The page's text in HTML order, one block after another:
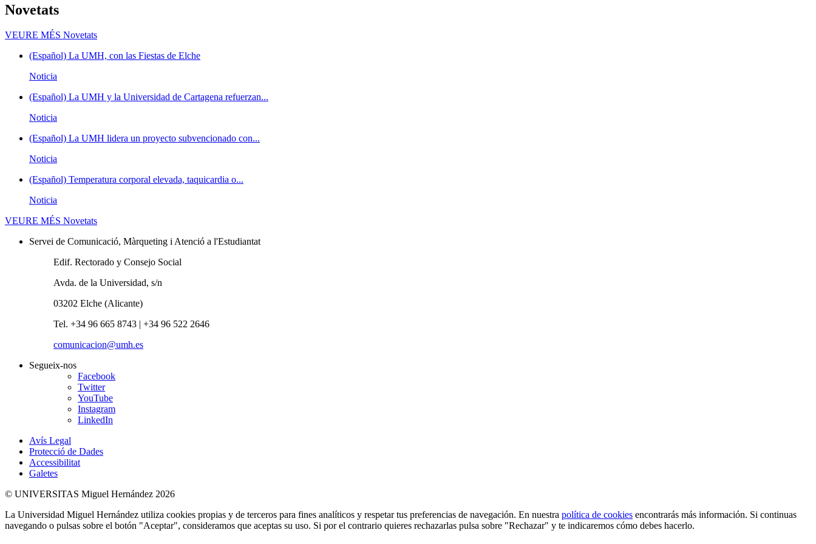
Novetats
VEURE MÉS Novetats
(Español) La UMH, con las Fiestas de Elche
Noticia
(Español) La UMH y la Universidad de Cartagena refuerzan...
Noticia
(Español) La UMH lidera un proyecto subvencionado con...
Noticia
(Español) Temperatura corporal elevada, taquicardia o...
Noticia
VEURE MÉS Novetats
Servei de Comunicació, Màrqueting i Atenció a l'Estudiantat
Edif. Rectorado y Consejo Social
Avda. de la Universidad, s/n
03202 Elche (Alicante)
Tel. +34 96 665 8743 | +34 96 522 2646
comunicacion@umh.es
Segueix-nos
Facebook
Twitter
YouTube
Instagram
LinkedIn
Avís Legal
Protecció de Dades
Accessibilitat
Galetes
© UNIVERSITAS Miguel Hernández 2026
La Universidad Miguel Hernández utiliza cookies propias y de terceros para fines analíticos y respetar tus preferencias de navegación. En nuestra política de cookies encontrarás más información. Si continuas
navegando o pulsas sobre el botón "Aceptar", consideramos que aceptas su uso. Si por el contrario quieres rechazarlas pulsa sobre "Rechazar" y te indicaremos cómo debes hacerlo.